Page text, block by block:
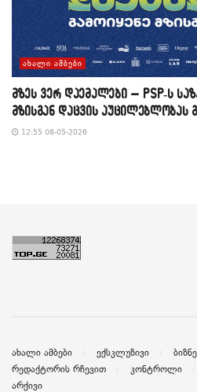
ᲐᲮᲐᲚᲘ ᲐᲛᲑᲔᲑᲘ
მზეს ვერ დაემალები – PSP-ს
მზისგან დაცვის აუცილებლობას
12:55 08-05-2026
ახალი ამბები ექსკლუზივი
რედაქტორის რჩევით
კონტროლი
არქივი